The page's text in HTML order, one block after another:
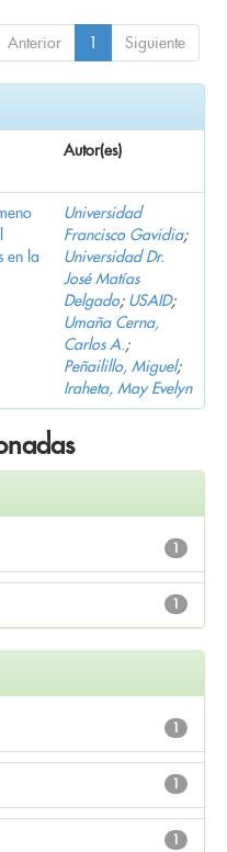
Anterior 1 Siguiente
Autor(es)
en la
Universidad
Francisco Gavidia;
Universidad Dr.
José Matías
Delgado; USAID;
Umaña Cerna,
Carlos A.;
Peñailillo, Miguel;
Iraheta, May Evelyn
1
1
1
1
1